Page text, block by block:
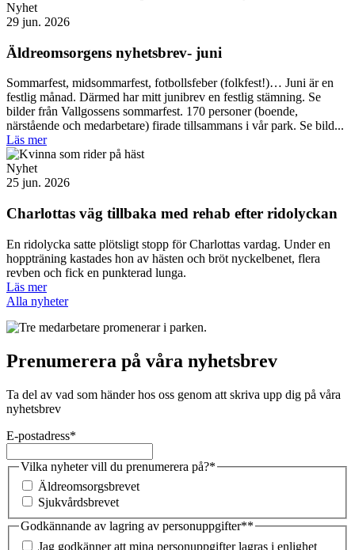
Nyhet
29 jun. 2026
Äldreomsorgens nyhetsbrev- juni
Sommarfest, midsommarfest, fotbollsfeber (folkfest!)… Juni är en
festlig månad. Därmed har mitt junibrev en festlig stämning. Se
bilder från Vallgossens sommarfest. 170 personer (boende,
närstående och medarbetare) firade tillsammans i vår park. Se bild...
Läs mer
Nyhet
25 jun. 2026
Charlottas väg tillbaka med rehab efter ridolyckan
En ridolycka satte plötsligt stopp för Charlottas vardag. Under en
hoppträning kastades hon av hästen och bröt nyckelbenet, flera
revben och fick en punkterad lunga.
Läs mer
Alla nyheter
Prenumerera på våra nyhetsbrev
Ta del av vad som händer hos oss genom att skriva upp dig på våra
nyhetsbrev
E-postadress*
Vilka nyheter vill du prenumerera på?*
Äldreomsorgsbrevet
Sjukvårdsbrevet
Godkännande av lagring av personuppgifter**
Jag godkänner att mina personuppgifter lagras i enlighet